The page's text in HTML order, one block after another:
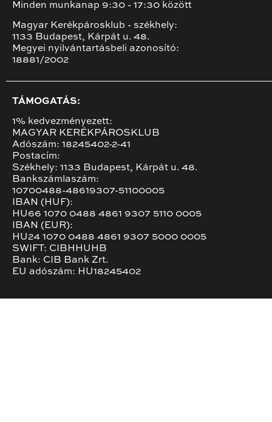
Minden munkanap 9:30 - 17:30 között
Magyar Kerékpárosklub - székhely:
1133 Budapest, Kárpát u. 48.
Megyei nyilvántartásbeli azonosító:
18881/2002
TÁMOGATÁS:
1% kedvezményezett:
MAGYAR KERÉKPÁROSKLUB
Adószám: 18245402-2-41
Postacím:
Székhely: 1133 Budapest, Kárpát u. 48.
Bankszámlaszám:
10700488-48619307-51100005
IBAN (HUF):
HU66 1070 0488 4861 9307 5110 0005
IBAN (EUR):
HU24 1070 0488 4861 9307 5000 0005
SWIFT: CIBHHUHB
Bank: CIB Bank Zrt.
EU adószám: HU18245402